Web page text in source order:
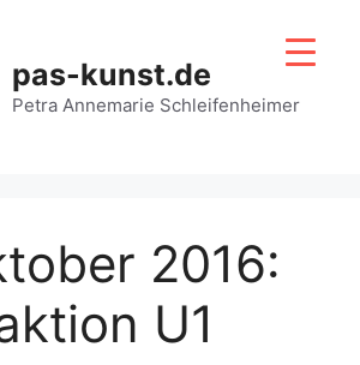
pas-kunst.de
Petra Annemarie Schleifenheimer
2016:
U1